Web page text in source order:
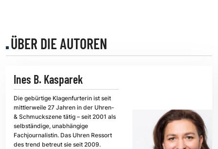
ÜBER DIE AUTOREN
Ines B. Kasparek
Die gebürtige Klagenfurterin ist seit
mittlerweile 27 Jahren in der Uhren-
& Schmuckszene tätig – seit 2001 als
selbständige, unabhängige
Fachjournalistin. Das Uhren Ressort
des trend betreut sie seit 2009.